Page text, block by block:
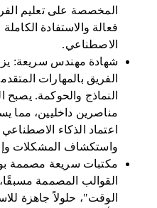
المخصصة على تعليم
فعالة والاستفادة
الاصطناعي.
شهادة مهندس سريعة:
الفريق بالمهارات
النماذج والحوكمة. يصبح
مناصرين داخليين، مما
اعتماد الذكاء
واستكشاف المشكلات
مكتبات سريعة مصممة
القوالب المصممة
الوقت"، حلولاً جاهزة